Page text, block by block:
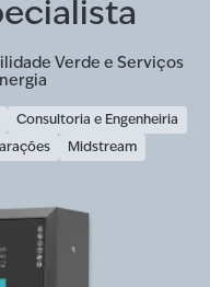
Verde e Serviços
Consultoria e Engenheiria
Midstream